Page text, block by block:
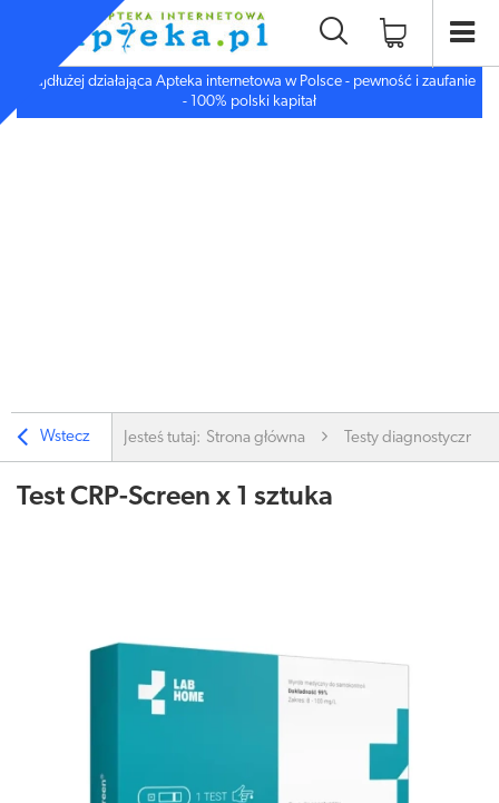
Najdłużej działająca Apteka internetowa w Polsce - pewność i zaufanie
- 100% polski kapitał
Wstecz Jesteś tutaj: Strona główna Testy diagnostyczne
Test CRP-Screen x 1 sztuka